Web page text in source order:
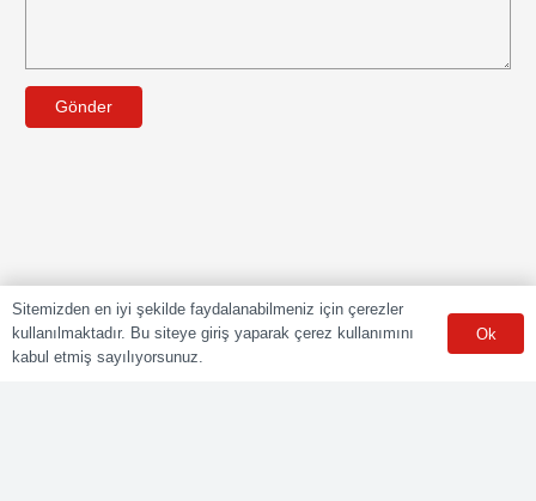
Gönder
Sitemizden en iyi şekilde faydalanabilmeniz için çerezler
kullanılmaktadır. Bu siteye giriş yaparak çerez kullanımını
kabul etmiş sayılıyorsunuz.
Ok